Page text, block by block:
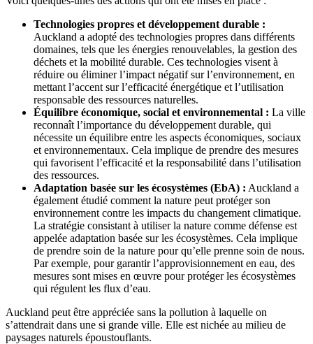
Technologies propres et développement durable :
Auckland a adopté des technologies propres dans différents
domaines, tels que les énergies renouvelables, la gestion des
déchets et la mobilité durable. Ces technologies visent à
réduire ou éliminer l’impact négatif sur l’environnement, en
mettant l’accent sur l’efficacité énergétique et l’utilisation
responsable des ressources naturelles.
Équilibre économique, social et environnemental : La ville
reconnaît l’importance du développement durable, qui
nécessite un équilibre entre les aspects économiques, sociaux
et environnementaux. Cela implique de prendre des mesures
qui favorisent l’efficacité et la responsabilité dans l’utilisation
des ressources.
Adaptation basée sur les écosystèmes (EbA) : Auckland a
également étudié comment la nature peut protéger son
environnement contre les impacts du changement climatique.
La stratégie consistant à utiliser la nature comme défense est
appelée adaptation basée sur les écosystèmes. Cela implique
de prendre soin de la nature pour qu’elle prenne soin de nous.
Par exemple, pour garantir l’approvisionnement en eau, des
mesures sont mises en œuvre pour protéger les écosystèmes
qui régulent les flux d’eau.
Auckland peut être appréciée sans la pollution à laquelle on
s’attendrait dans une si grande ville. Elle est nichée au milieu de
paysages naturels époustouflants.